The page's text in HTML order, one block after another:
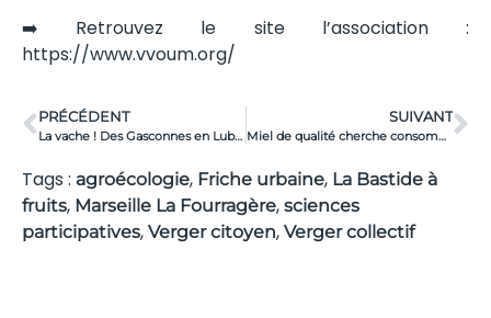
➡️ Retrouvez le site l’association :
https://www.vvoum.org/
PRÉCÉDENT
La vache ! Des Gasconnes en Luberon…
SUIVANT
Miel de qualité cherche consommateur averti
Tags : agroécologie, Friche urbaine, La Bastide à
fruits, Marseille La Fourragère, sciences
participatives, Verger citoyen, Verger collectif